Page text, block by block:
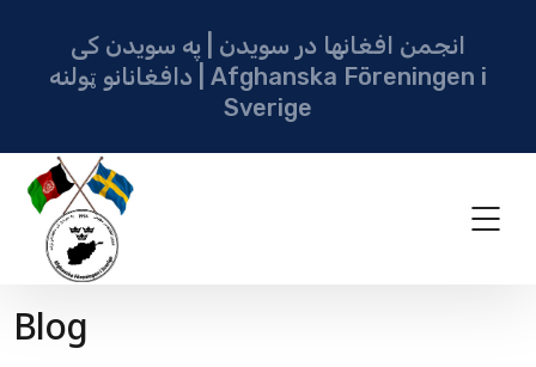
انجمن افغانها در سویدن | په سویدن کی
دافغانانو ټولنه | Afghanska Föreningen i
Sverige
Blog